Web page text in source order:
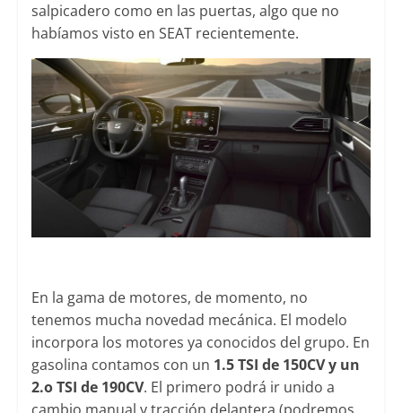
salpicadero como en las puertas, algo que no
habíamos visto en SEAT recientemente.
En la gama de motores, de momento, no
tenemos mucha novedad mecánica. El modelo
incorpora los motores ya conocidos del grupo. En
gasolina contamos con un 1.5 TSI de 150CV y un
2.o TSI de 190CV. El primero podrá ir unido a